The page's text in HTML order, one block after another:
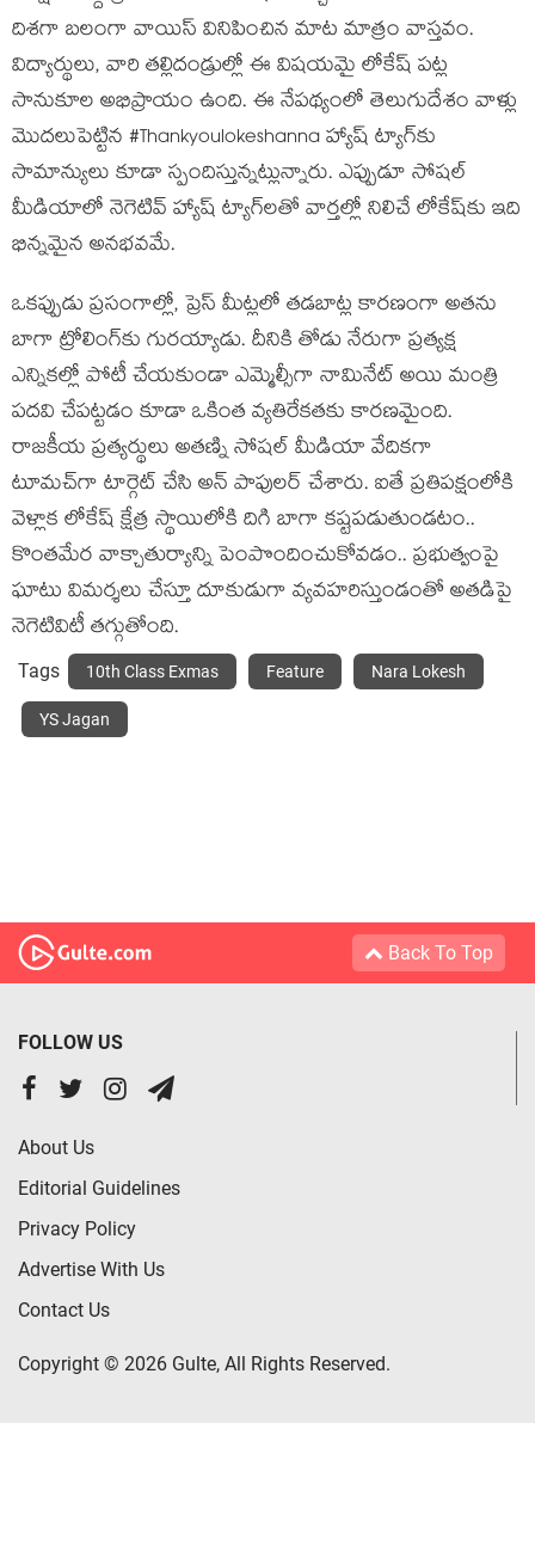
దిశగా బలంగా వాయిస్ వినిపించిన మాట మాత్రం వాస్తవం.
విద్యార్థులు, వారి తల్లిదండ్రుల్లో ఈ విషయమై లోకేష్ పట్ల
సానుకూల అభిప్రాయం ఉంది. ఈ నేపథ్యంలో తెలుగుదేశం వాళ్లు
మొదలుపెట్టిన #Thankyoulokeshanna హ్యాష్ ట్యాగ్‌కు
సామాన్యులు కూడా స్పందిస్తున్నట్లున్నారు. ఎప్పుడూ సోషల్
మీడియాలో నెగెటివ్ హ్యాష్ ట్యాగ్‌లతో వార్తల్లో నిలిచే లోకేష్‌కు ఇది
భిన్నమైన అనభవమే.
ఒకప్పుడు ప్రసంగాల్లో, ప్రెస్ మీట్లలో తడబాట్ల కారణంగా అతను
బాగా ట్రోలింగ్‌కు గురయ్యాడు. దీనికి తోడు నేరుగా ప్రత్యక్ష
ఎన్నికల్లో పోటీ చేయకుండా ఎమ్మెల్సీగా నామినేట్ అయి మంత్రి
పదవి చేపట్టడం కూడా ఒకింత వ్యతిరేకతకు కారణమైంది.
రాజకీయ ప్రత్యర్థులు అతణ్ని సోషల్ మీడియా వేదికగా
టూమచ్‌గా టార్గెట్ చేసి అన్ పాపులర్ చేశారు. ఐతే ప్రతిపక్షంలోకి
వెళ్లాక లోకేష్‌ క్షేత్ర స్థాయిలోకి దిగి బాగా కష్టపడుతుండటం..
కొంతమేర వాక్చాతుర్యాన్ని పెంపొందించుకోవడం.. ప్రభుత్వంపై
ఘాటు విమర్శలు చేస్తూ దూకుడుగా వ్యవహరిస్తుండంతో అతడిపై
నెగెటివిటీ తగ్గుతోంది.
Tags 10th Class Exmas Feature Nara Lokesh
YS Jagan
Back To Top
FOLLOW US
About Us
Editorial Guidelines
Privacy Policy
Advertise With Us
Contact Us
Copyright © 2026 Gulte, All Rights Reserved.